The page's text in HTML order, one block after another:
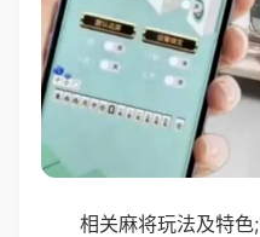
相关麻将玩法及特色;